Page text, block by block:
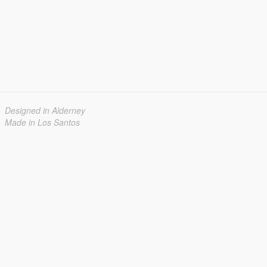
Designed in Alderney
Made in Los Santos